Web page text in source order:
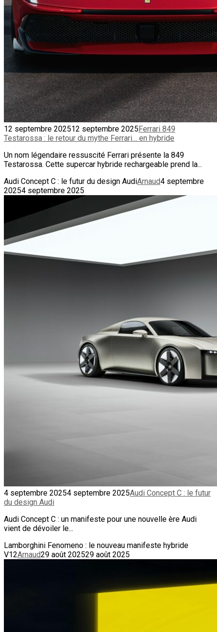
12 septembre 202512 septembre 2025Ferrari 849
Testarossa : le retour du mythe Ferrari… en hybride
Un nom légendaire ressuscité Ferrari présente la 849
Testarossa. Cette supercar hybride rechargeable prend la...
Audi Concept C : le futur du design AudiArnaud4 septembre
20254 septembre 2025
4 septembre 20254 septembre 2025Audi Concept C : le futur
du design Audi
Audi Concept C : un manifeste pour une nouvelle ère Audi
vient de dévoiler le...
Lamborghini Fenomeno : le nouveau manifeste hybride
V12Arnaud29 août 202529 août 2025